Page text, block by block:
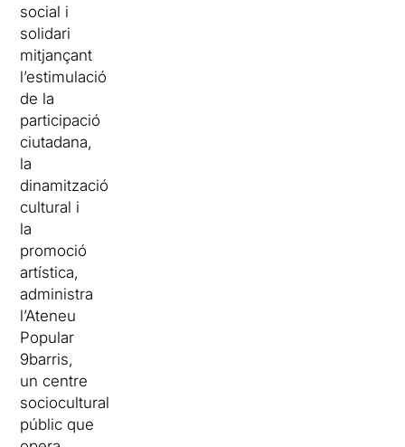
social i
solidari
mitjançant
l’estimulació
de la
participació
ciutadana,
la
dinamització
cultural i
la
promoció
artística,
administra
l’Ateneu
Popular
9barris,
un centre
sociocultural
públic que